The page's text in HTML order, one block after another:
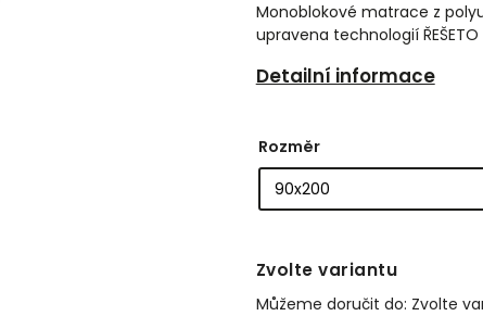
Monoblokové matrace z
upravena technologií ŘEŠETO
Detailní informace
Rozměr
Zvolte variantu
Můžeme doručit do: Zvolte